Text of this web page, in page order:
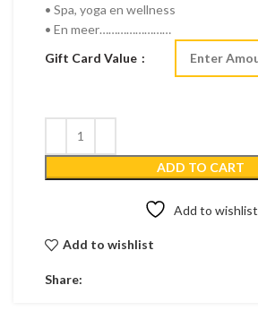
• Spa, yoga en wellness
• En meer……………………
Gift Card Value
ADD TO CART
Add to wishlist
Add to wishlist
Share: